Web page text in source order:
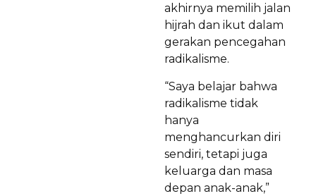
akhirnya memilih jalan
hijrah dan ikut dalam
gerakan pencegahan
radikalisme.
“Saya belajar bahwa
radikalisme tidak
hanya
menghancurkan diri
sendiri, tetapi juga
keluarga dan masa
depan anak-anak,”